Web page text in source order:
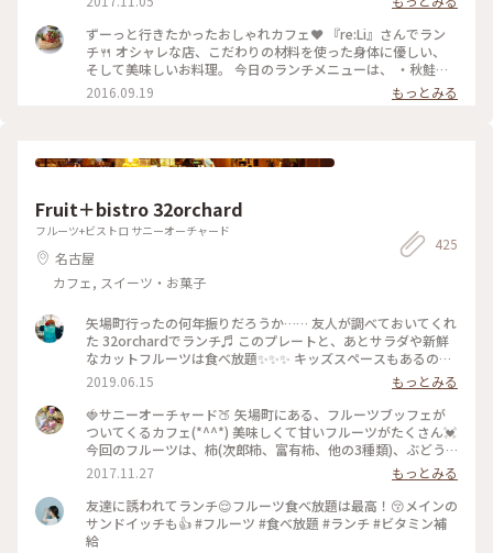
ずーっと行きたかったおしゃれカフェ❤️ 『re:Li』さんでラン
チ🍴 オシャレな店、こだわりの材料を使った身体に優しい、
そして美味しいお料理。 今日のランチメニューは、 ・秋鮭と
農園の野菜のフリットエスニックソース ・紫キャベツのクミ
ンソース ・大葉のポテトサラダ ・蒸し豆腐、ゆで鶏と韓国ダ
日は予約をした方がいいようです😊 #わたしの街 #名古屋 #ラ
2016.09.19 もっとみる
Fruit＋bistro 32orchard
フルーツ+ビストロ サニーオーチャード
名古屋
カフェ, スイーツ・お菓子
425
矢場町行ったの何年振りだろうか…… 友人が調べておいてくれ
た 32orchardでランチ♬ このプレートと、あとサラダや新鮮
なカットフルーツは食べ放題✨✨✨ キッズスペースもあるの
で、子連れで訪れた今回はとてもいいお店でした♬
2019.06.15
もっとみる
🍓サニーオーチャード🍑 矢場町にある、フルーツブッフェが
ついてくるカフェ(*^^*) 美味しくて甘いフルーツがたくさん💓
今回のフルーツは、柿(次郎柿、富有柿、他の3種類)、ぶどう
(巨峰、マスカット、ぶどう)、梨、みかん、ラ・フランス、り
んご、いちご、オレンジ、などがありました😙🍎🍊 いちごは
時期が早かったみたいで、甘さが足りなかったですが、ラ・フ
ランスとぶどうはとっても甘かったです💃 #サニーオーチャー
ド #栄 #矢場町 #フルーツ #ブッフェ #わたしの街 #カフェ #オ
2017.11.27
もっとみる
友達に誘われてランチ😌フルーツ食べ放題は最高！😚メインの
サンドイッチも👍 #フルーツ #食べ放題 #ランチ #ビタミン補
給